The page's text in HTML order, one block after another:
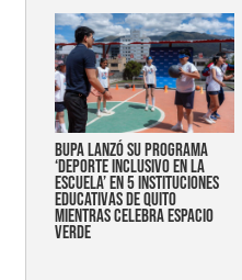
Bupa lanzó su programa
‘Deporte Inclusivo en la
Escuela’ en 5 instituciones
educativas de Quito
mientras celebra espacio
verde